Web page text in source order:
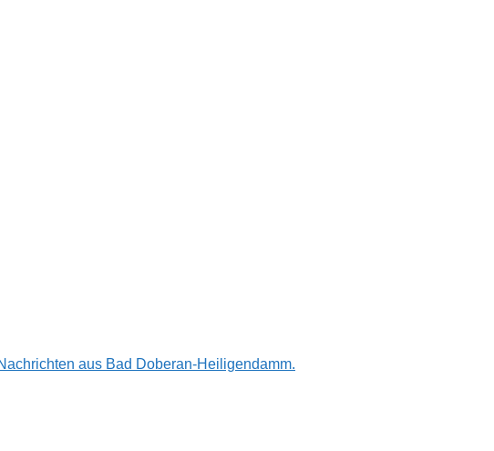
aus Bad Doberan-Heiligendamm.